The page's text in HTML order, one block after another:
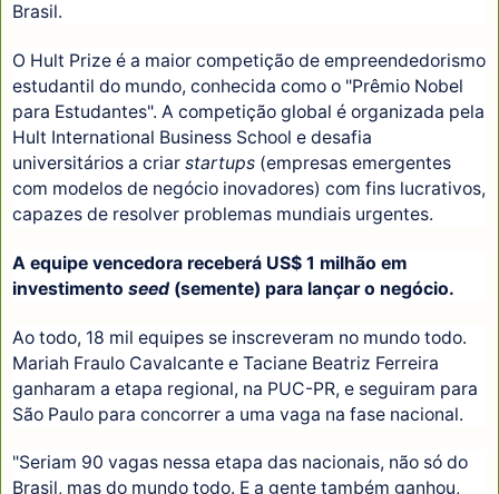
Brasil.
O Hult Prize é a maior competição de empreendedorismo
estudantil do mundo, conhecida como o "Prêmio Nobel
para Estudantes". A competição global é organizada pela
Hult International Business School e desafia
universitários a criar startups (empresas emergentes
com modelos de negócio inovadores) com fins lucrativos,
capazes de resolver problemas mundiais urgentes.
A equipe vencedora receberá US$ 1 milhão em
investimento seed (semente) para lançar o negócio.
Ao todo, 18 mil equipes se inscreveram no mundo todo.
Mariah Fraulo Cavalcante e Taciane Beatriz Ferreira
ganharam a etapa regional, na PUC-PR, e seguiram para
São Paulo para concorrer a uma vaga na fase nacional.
"Seriam 90 vagas nessa etapa das nacionais, não só do
Brasil, mas do mundo todo. E a gente também ganhou,